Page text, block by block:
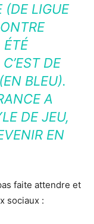
(DE LIGUE
ÉTÉ
DE
BLEU).
A
DE JEU,
EN
faite attendre et
sociaux :